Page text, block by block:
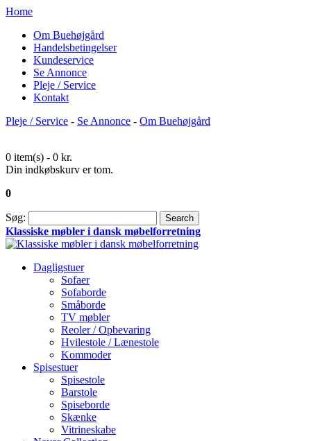
Home
Om Buehøjgård
Handelsbetingelser
Kundeservice
Se Annonce
Pleje / Service
Kontakt
Pleje / Service - Se Annonce - Om Buehøjgård
0 item(s) - 0 kr.
Din indkøbskurv er tom.
0
Søg: Search
Klassiske møbler i dansk møbelforretning
Dagligstuer
Sofaer
Sofaborde
Småborde
TV møbler
Reoler / Opbevaring
Hvilestole / Lænestole
Kommoder
Spisestuer
Spisestole
Barstole
Spiseborde
Skænke
Vitrineskabe